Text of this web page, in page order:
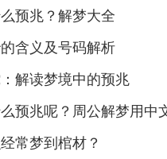
预兆？解梦大全
含义及号码解析
解读梦境中的预兆
预兆呢？周公解梦用中
常梦到棺材？